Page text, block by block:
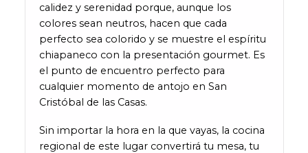
calidez y serenidad porque, aunque los
colores sean neutros, hacen que cada
perfecto sea colorido y se muestre el espíritu
chiapaneco con la presentación gourmet. Es
el punto de encuentro perfecto para
cualquier momento de antojo en San
Cristóbal de las Casas.
Sin importar la hora en la que vayas, la cocina
regional de este lugar convertirá tu mesa, tu